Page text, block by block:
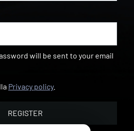
will be sent to your email
Privacy policy.
REGISTER